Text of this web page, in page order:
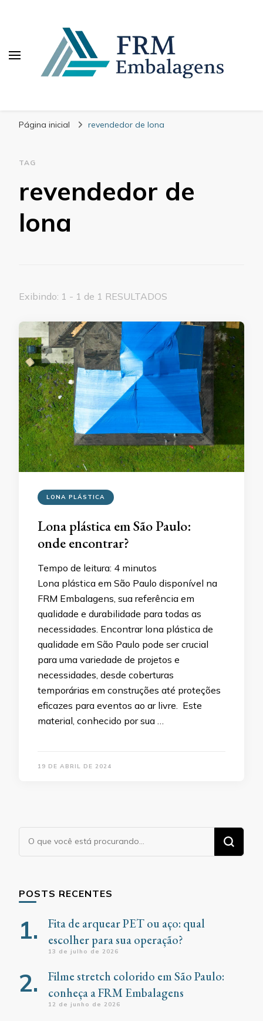
Página inicial revendedor de lona
TAG
revendedor de
lona
Exibindo: 1 - 1 de 1 RESULTADOS
LONA PLÁSTICA
Lona plástica em São Paulo:
onde encontrar?
Tempo de leitura: 4 minutos
Lona plástica em São Paulo disponível na
FRM Embalagens, sua referência em
qualidade e durabilidade para todas as
necessidades. Encontrar lona plástica de
qualidade em São Paulo pode ser crucial
para uma variedade de projetos e
necessidades, desde coberturas
temporárias em construções até proteções
eficazes para eventos ao ar livre. Este
material, conhecido por sua …
19 DE ABRIL DE 2024
Procurando
algo?
POSTS RECENTES
Fita de arquear PET ou aço: qual
escolher para sua operação?
13 de julho de 2026
Filme stretch colorido em São Paulo:
conheça a FRM Embalagens
12 de junho de 2026